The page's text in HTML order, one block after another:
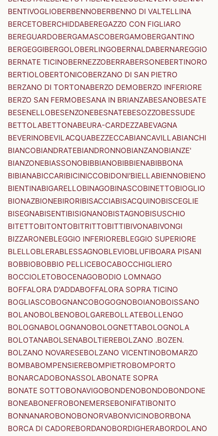
BENTIVOGLIOBERBENNOBERBENNO DI VALTELLINA
BERCETOBERCHIDDABEREGAZZO CON FIGLIARO
BEREGUARDOBERGAMASCOBERGAMOBERGANTINO
BERGEGGIBERGOLOBERLINGOBERNALDABERNAREGGIO
BERNATE TICINOBERNEZZOBERRABERSONEBERTINORO
BERTIOLOBERTONICOBERZANO DI SAN PIETRO
BERZANO DI TORTONABERZO DEMOBERZO INFERIORE
BERZO SAN FERMOBESANA IN BRIANZABESANOBESATE
BESENELLOBESENZONEBESNATEBESOZZOBESSUDE
BETTOLABETTONABEURA-CARDEZZABEVAGNA
BEVERINOBEVILACQUABEZZECCABIANCAVILLABIANCHI
BIANCOBIANDRATEBIANDRONNOBIANZANOBIANZE'
BIANZONEBIASSONOBIBBIANOBIBBIENABIBBONA
BIBIANABICCARIBICINICCOBIDONI'BIELLABIENNOBIENO
BIENTINABIGARELLOBINAGOBINASCOBINETTOBIOGLIO
BIONAZBIONEBIRORIBISACCIABISACQUINOBISCEGLIE
BISEGNABISENTIBISIGNANOBISTAGNOBISUSCHIO
BITETTOBITONTOBITRITTOBITTIBIVONABIVONGI
BIZZARONEBLEGGIO INFERIOREBLEGGIO SUPERIORE
BLELLOBLERABLESSAGNOBLEVIOBLUFIBOARA PISANI
BOBBIOBOBBIO PELLICEBOCABOCCHIGLIERO
BOCCIOLETOBOCENAGOBODIO LOMNAGO
BOFFALORA D'ADDABOFFALORA SOPRA TICINO
BOGLIASCOBOGNANCOBOGOGNOBOIANOBOISSANO
BOLANOBOLBENOBOLGAREBOLLATEBOLLENGO
BOLOGNABOLOGNANOBOLOGNETTABOLOGNOLA
BOLOTANABOLSENABOLTIEREBOLZANO .BOZEN.
BOLZANO NOVARESEBOLZANO VICENTINOBOMARZO
BOMBABOMPENSIEREBOMPIETROBOMPORTO
BONARCADOBONASSOLABONATE SOPRA
BONATE SOTTOBONAVIGOBONDENOBONDOBONDONE
BONEABONEFROBONEMERSEBONIFATIBONITO
BONNANAROBONOBONORVABONVICINOBORBONA
BORCA DI CADOREBORDANOBORDIGHERABORDOLANO